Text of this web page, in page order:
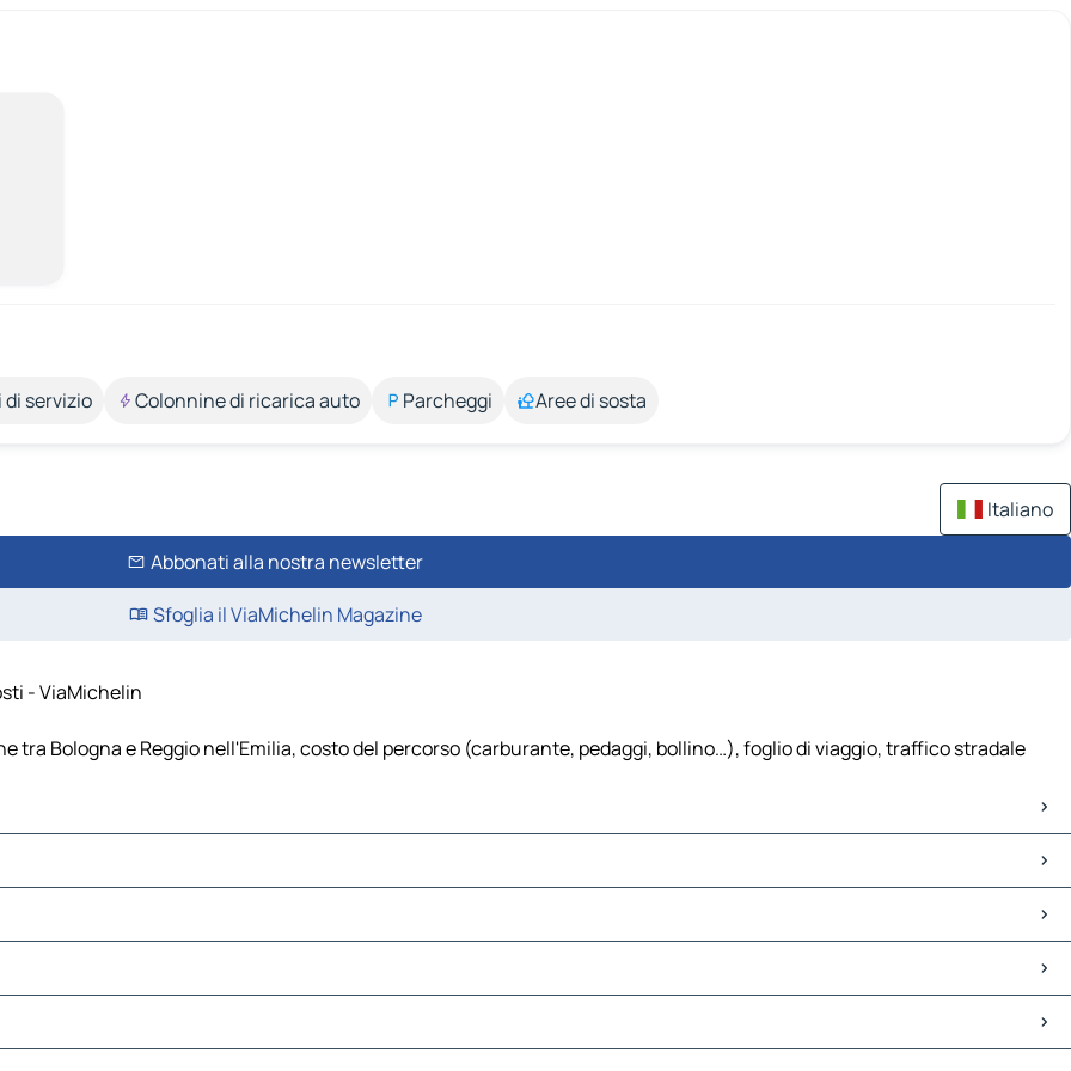
servizio Colonnine di ricarica auto Parcheggi Aree di sosta
Italiano
Abbonati alla nostra newsletter
Sfoglia il ViaMichelin Magazine
- ViaMichelin
tra Bologna e Reggio nell'Emilia, costo del percorso (carburante, pedaggi, bollino…), foglio di viaggio, traffico stradale